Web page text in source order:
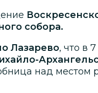
собора.
Лазарево, что в
над